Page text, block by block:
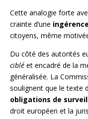
Cette analogie forte
crainte d’une
citoyens, même
Du côté des autorités
ciblé et encadré de la
généralisée. La
soulignent que le texte
obligations de
droit européen et la